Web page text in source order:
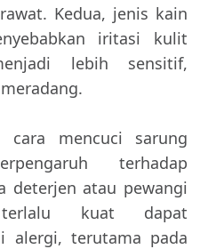
Kedua, jenis kain
iritasi kulit
lebih sensitif,
cara mencuci sarung
terhadap
deterjen atau pewangi
kuat dapat
alergi, terutama pada